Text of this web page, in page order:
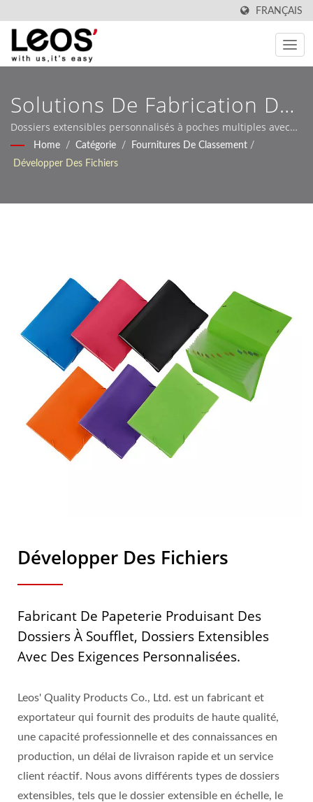
FRANÇAIS
Solutions De Fabrication De
Dossiers Extensibles
Professionnels Et De
Dossiers extensibles personnalisés à poches multiples avec
fermetures élastiques pour l'organisation des documents -
services OEM/ODM disponibles
Home / Catégorie / Fournitures De Classement /
Développer Des Fichiers
Développer Des Fichiers
Fabricant De Papeterie Produisant Des
Dossiers À Soufflet, Dossiers Extensibles
Avec Des Exigences Personnalisées.
Leos' Quality Products Co., Ltd. est un fabricant et
exportateur qui fournit des produits de haute qualité,
une capacité professionnelle et des connaissances en
production, un délai de livraison rapide et un service
client réactif. Nous avons différents types de dossiers
extensibles, tels que le dossier extensible en échelle, le